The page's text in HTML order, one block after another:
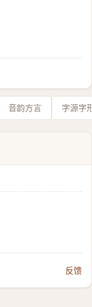
音韵方言 字源字
反馈